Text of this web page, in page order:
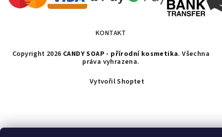
KONTAKT
Copyright 2026 CANDY SOAP - přírodní kosmetika. Všechna
práva vyhrazena.
Vytvořil Shoptet